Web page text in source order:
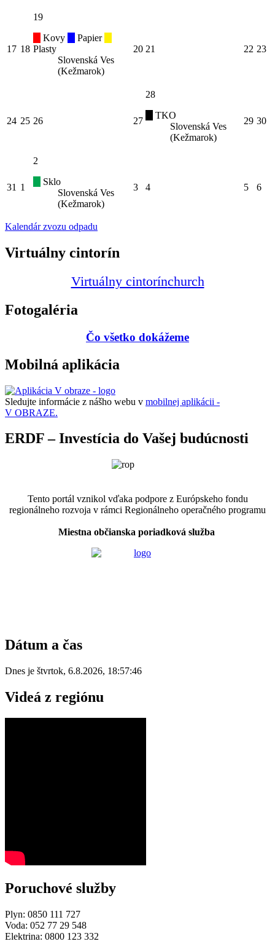
17 18
19
Kovy
Papier
Plasty
Slovenská Ves
(Kežmarok)
20 21 22 23
24 25 26 27
28
TKO
Slovenská Ves
(Kežmarok)
29 30
31 1
2
Sklo
Slovenská Ves
(Kežmarok)
3 4 5 6
Kalendár zvozu odpadu
Virtuálny cintorín
Virtuálny cintorínchurch
Fotogaléria
Čo všetko dokážeme
Mobilná aplikácia
Sledujte informácie z nášho webu v mobilnej aplikácii -
V OBRAZE.
ERDF – Investícia do Vašej budúcnosti
Tento portál vznikol vďaka podpore z Európskeho fondu
regionálneho rozvoja v rámci Regionálneho operačného programu
Miestna občianska poriadková služba
Dátum a čas
Dnes je štvrtok, 6.8.2026, 18:57:46
Videá z regiónu
Poruchové služby
Plyn: 0850 111 727
Voda: 052 77 29 548
Elektrina: 0800 123 332